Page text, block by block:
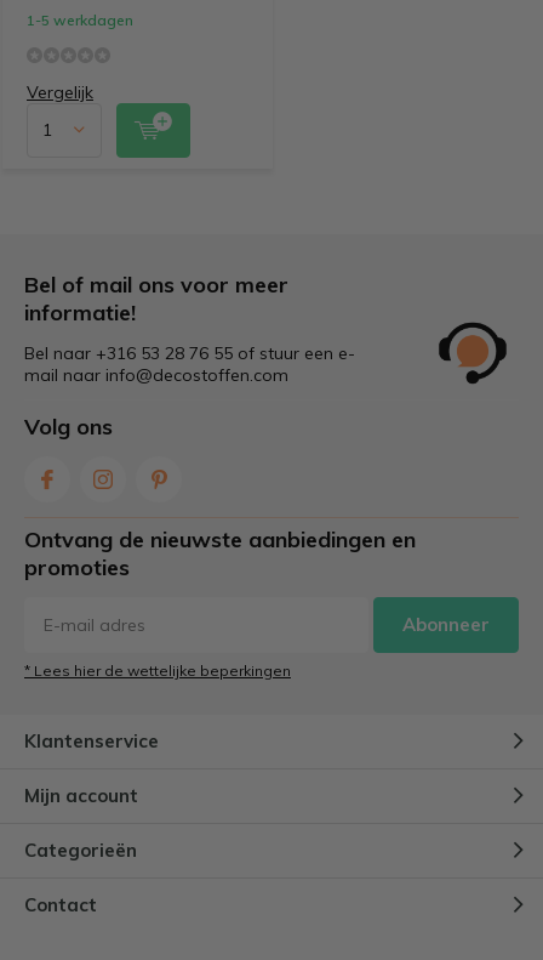
1-5 werkdagen
Vergelijk
Bel of mail ons voor meer
informatie!
Bel naar +316 53 28 76 55 of stuur een e-
mail naar info@decostoffen.com
Volg ons
Ontvang de nieuwste aanbiedingen en
promoties
Abonneer
* Lees hier de wettelijke beperkingen
Klantenservice
Mijn account
Categorieën
Contact